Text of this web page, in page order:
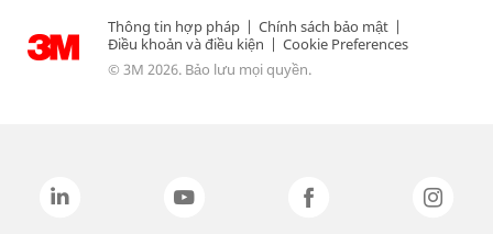
Thông tin hợp pháp | Chính sách bảo mật |
Điều khoản và điều kiện | Cookie Preferences
© 3M 2026. Bảo lưu mọi quyền.